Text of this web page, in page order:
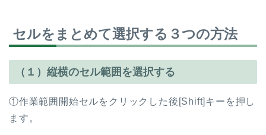
セルをまとめて選択する３つの方法
（１）縦横のセル範囲を選択する
①作業範囲開始セルをクリックした後[Shift]キーを押し
ます。